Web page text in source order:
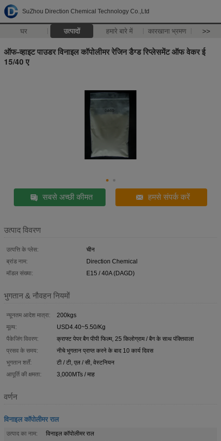
SuZhou Direction Chemical Technology Co.,Ltd
घर उत्पादों हमारे बारे में कारखाना भ्रमण >>
ऑफ-व्हाइट पाउडर विनाइल कॉपोलीमर रेजिन डैग्ड रिप्लेसमेंट ऑफ वेकर ई
15/40 ए
सबसे अच्छी कीमत हमसे संपर्क करें
उत्पाद विवरण
उत्पत्ति के प्लेस:
चीन
ब्रांड नाम:
Direction Chemical
मॉडल संख्या:
E15 / 40A (DAGD)
भुगतान & नौवहन नियमों
न्यूनतम आदेश मात्रा:
200kgs
मूल्य:
USD4.40~5.50/Kg
पैकेजिंग विवरण:
क्राफ्ट पेपर बैग पीपी फिल्म, 25 किलोग्राम / बैग के साथ पंक्तिवाला
प्रसव के समय:
नीचे भुगतान प्राप्त करने के बाद 10 कार्य दिवस
भुगतान शर्तें:
टी / टी, एल / सी, वेस्टनियन
आपूर्ति की क्षमता:
3,000MTs / माह
वर्णन
विनाइल कॉपोलीमर राल
उत्पाद का नाम:
विनाइल कॉपोलीमर राल